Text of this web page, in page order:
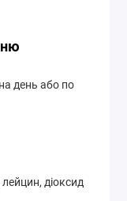
день або по
діоксид